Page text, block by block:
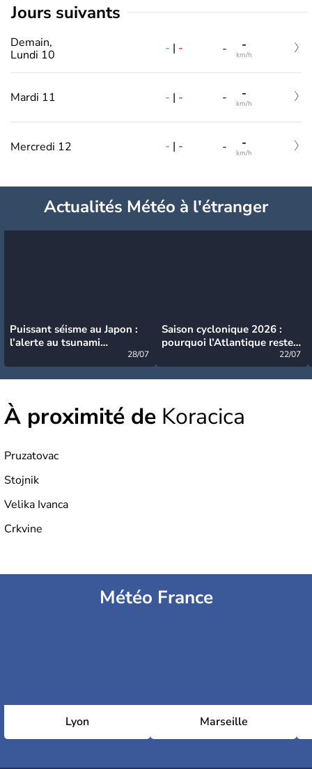
jours suivants
Demain,
Lundi 10
- | - - -
km/h
Mardi 11 - | - - -
km/h
Mercredi 12 - | - - -
km/h
Actualités Météo à l'étranger
Puissant séisme au Japon :
l’alerte au tsunami
28/07
Saison cyclonique 2026 :
pourquoi l’Atlantique reste
22/07
À proximité de Koracica
Pruzatovac
Stojnik
Velika Ivanca
Crkvine
Météo France
Lyon Marseille